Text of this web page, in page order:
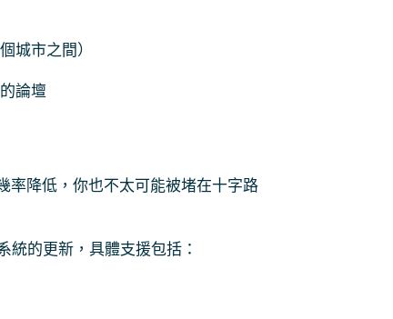
城市之間）
論壇
率降低，你也不太可能被堵在十字路
統的更新，具體支援包括：